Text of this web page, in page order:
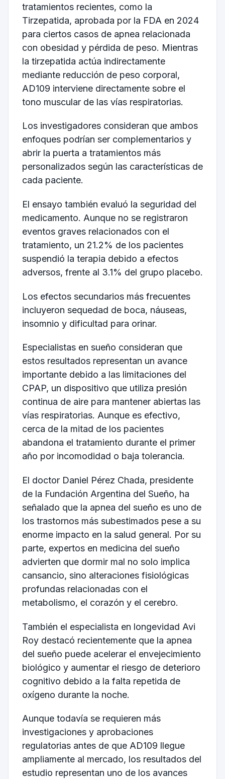
tratamientos recientes, como la
Tirzepatida, aprobada por la FDA en 2024
para ciertos casos de apnea relacionada
con obesidad y pérdida de peso. Mientras
la tirzepatida actúa indirectamente
mediante reducción de peso corporal,
AD109 interviene directamente sobre el
tono muscular de las vías respiratorias.
Los investigadores consideran que ambos
enfoques podrían ser complementarios y
abrir la puerta a tratamientos más
personalizados según las características de
cada paciente.
El ensayo también evaluó la seguridad del
medicamento. Aunque no se registraron
eventos graves relacionados con el
tratamiento, un 21.2% de los pacientes
suspendió la terapia debido a efectos
adversos, frente al 3.1% del grupo placebo.
Los efectos secundarios más frecuentes
incluyeron sequedad de boca, náuseas,
insomnio y dificultad para orinar.
Especialistas en sueño consideran que
estos resultados representan un avance
importante debido a las limitaciones del
CPAP, un dispositivo que utiliza presión
continua de aire para mantener abiertas las
vías respiratorias. Aunque es efectivo,
cerca de la mitad de los pacientes
abandona el tratamiento durante el primer
año por incomodidad o baja tolerancia.
El doctor Daniel Pérez Chada, presidente
de la Fundación Argentina del Sueño, ha
señalado que la apnea del sueño es uno de
los trastornos más subestimados pese a su
enorme impacto en la salud general. Por su
parte, expertos en medicina del sueño
advierten que dormir mal no solo implica
cansancio, sino alteraciones fisiológicas
profundas relacionadas con el
metabolismo, el corazón y el cerebro.
También el especialista en longevidad Avi
Roy destacó recientemente que la apnea
del sueño puede acelerar el envejecimiento
biológico y aumentar el riesgo de deterioro
cognitivo debido a la falta repetida de
oxígeno durante la noche.
Aunque todavía se requieren más
investigaciones y aprobaciones
regulatorias antes de que AD109 llegue
ampliamente al mercado, los resultados del
estudio representan uno de los avances